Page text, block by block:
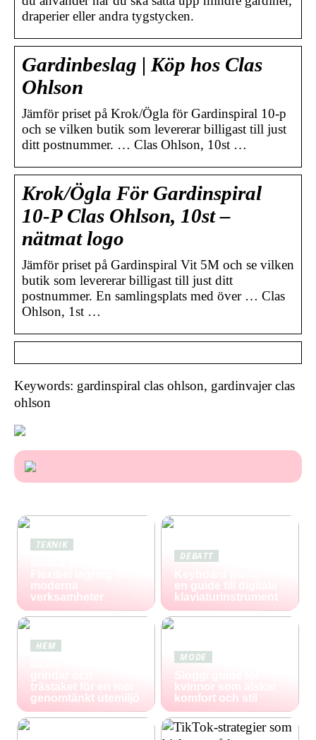
draperier eller andra tygstycken.
Gardinbeslag | Köp hos Clas
Ohlson
Jämför priset på Krok/Ögla för Gardinspiral 10-p
och se vilken butik som levererar billigast till just
ditt postnummer. … Clas Ohlson, 10st …
Krok/Ögla För Gardinspiral
10-P Clas Ohlson, 10st –
nätmat logo
Jämför priset på Gardinspiral Vit 5M och se vilken
butik som levererar billigast till just ditt
postnummer. En samlingsplats med över … Clas
Ohlson, 1st …
Keywords: gardinspiral clas ohlson, gardinvajer clas
ohlson
TEKNIK
moderna
verksamheter
DEBATT
en guide till digitala
klaviaturinstrument
HEM
trästaket för en mer
genomtänkt utemiljö
MODE
kvinnor som älskar
komfort och stil